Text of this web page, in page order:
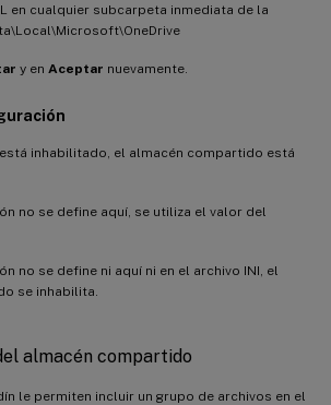
en cualquier subcarpeta inmediata de la
y en Aceptar nuevamente.
inhabilitado, el almacén compartido está
no se define aquí, se utiliza el valor del
no se define ni aquí ni en el archivo INI, el
se inhabilita.
almacén compartido
le permiten incluir un grupo de archivos en el